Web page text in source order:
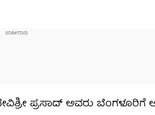
ಪ್ರಸಾದ್ ಅವರು